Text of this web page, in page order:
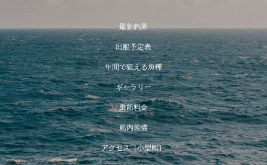
最新釣果
出船予定表
年間で狙える魚種
ギャラリー
乗船料金
船内装備
アクセス（小型船）